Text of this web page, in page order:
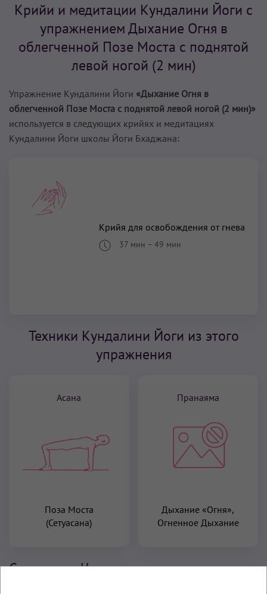
Крийи и медитации Кундалини Йоги с
упражнением Дыхание Огня в
облегченной Позе Моста с поднятой
левой ногой (2 мин)
Упражнение Кундалини Йоги «Дыхание Огня в
облегченной Позе Моста с поднятой левой ногой (2 мин)»
используется в следующих крийях и медитациях
Кундалини Йоги школы Йоги Бхаджана:
Крийя для освобождения от гнева
37 мин – 49 мин
Техники Кундалини Йоги из этого
упражнения
Асана
Поза Моста
(Сетуасана)
Пранаяма
Дыхание «Огня»,
Огненное Дыхание
Связанные Чакры